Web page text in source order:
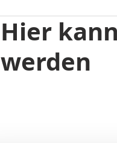
Hier
werden